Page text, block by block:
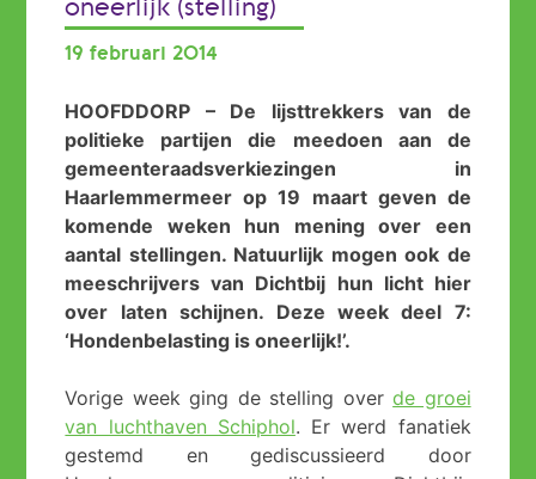
oneerlijk (stelling)
19 februari 2014
HOOFDDORP – De lijsttrekkers van de
politieke partijen die meedoen aan de
gemeenteraadsverkiezingen in
Haarlemmermeer op 19 maart geven de
komende weken hun mening over een
aantal stellingen. Natuurlijk mogen ook de
meeschrijvers van Dichtbij hun licht hier
over laten schijnen. Deze week deel 7:
‘Hondenbelasting is oneerlijk!’.
Vorige week ging de stelling overde groei
van luchthaven Schiphol. Er werd fanatiek
gestemd en gediscussieerd door